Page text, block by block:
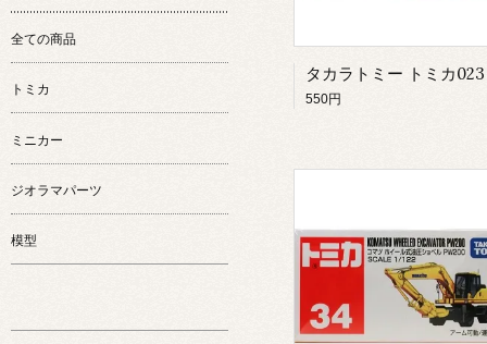
550円
全ての商品
トミカ
ミニカー
ジオラマパーツ
模型